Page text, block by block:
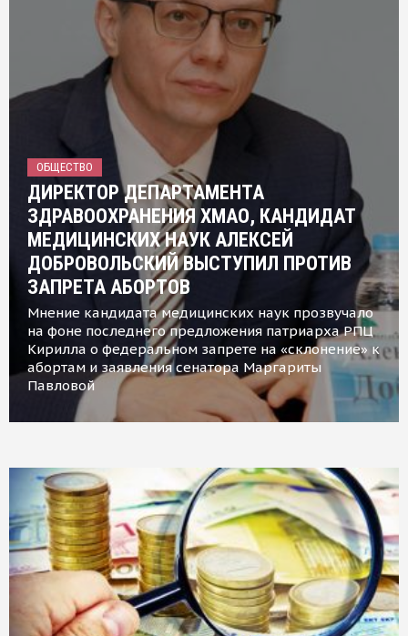
ОБЩЕСТВО
ДИРЕКТОР ДЕПАРТАМЕНТА
ЗДРАВООХРАНЕНИЯ ХМАО, КАНДИДАТ
МЕДИЦИНСКИХ НАУК АЛЕКСЕЙ
ДОБРОВОЛЬСКИЙ ВЫСТУПИЛ ПРОТИВ
ЗАПРЕТА АБОРТОВ
Мнение кандидата медицинских наук прозвучало
на фоне последнего предложения патриарха РПЦ
Кирилла о федеральном запрете на «склонение» к
абортам и заявления сенатора Маргариты
Павловой